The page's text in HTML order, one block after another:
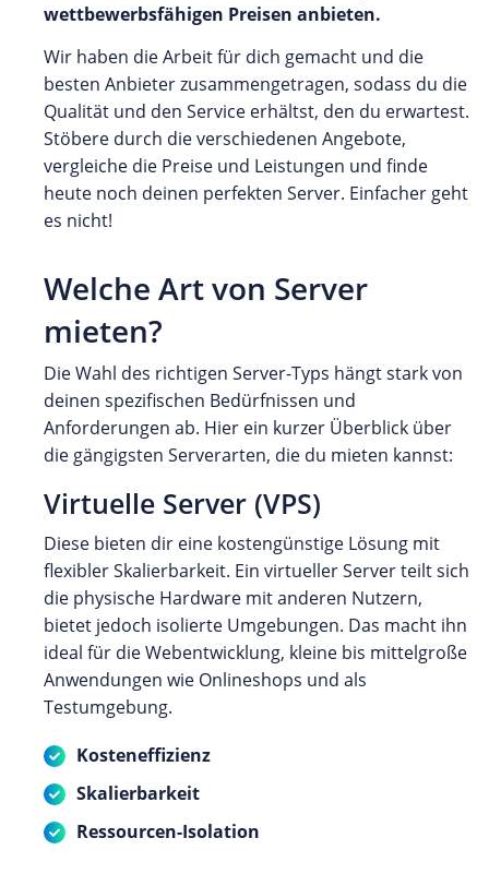
wettbewerbsfähigen Preisen anbieten.
Wir haben die Arbeit für dich gemacht und die
besten Anbieter zusammengetragen, sodass du die
Qualität und den Service erhältst, den du erwartest.
Stöbere durch die verschiedenen Angebote,
vergleiche die Preise und Leistungen und finde
heute noch deinen perfekten Server. Einfacher geht
es nicht!
Welche Art von Server
mieten?
Die Wahl des richtigen Server-Typs hängt stark von
deinen spezifischen Bedürfnissen und
Anforderungen ab. Hier ein kurzer Überblick über
die gängigsten Serverarten, die du mieten kannst:
Virtuelle Server (VPS)
Diese bieten dir eine kostengünstige Lösung mit
flexibler Skalierbarkeit. Ein virtueller Server teilt sich
die physische Hardware mit anderen Nutzern,
bietet jedoch isolierte Umgebungen. Das macht ihn
ideal für die Webentwicklung, kleine bis mittelgroße
Anwendungen wie Onlineshops und als
Testumgebung.
Kosteneffizienz
Skalierbarkeit
Ressourcen-Isolation